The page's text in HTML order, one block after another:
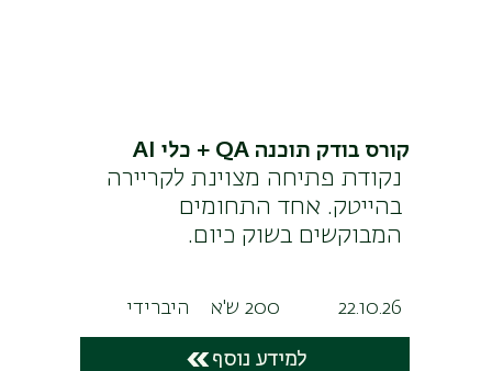
קורס בודק תוכנה QA + כלי AI
נקודת פתיחה מצוינת לקריירה
בהייטק. אחד התחומים
המבוקשים בשוק כיום.
22.10.26 200 ש'א היברידי
למידע נוסף